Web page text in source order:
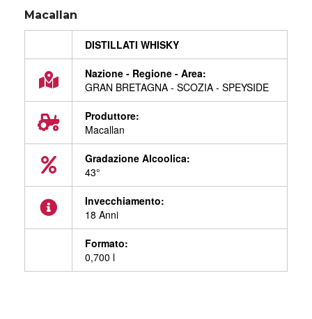
Macallan
DISTILLATI WHISKY
Nazione - Regione - Area:
GRAN BRETAGNA - SCOZIA - SPEYSIDE
Produttore:
Macallan
Gradazione Alcoolica:
43°
Invecchiamento:
18 Anni
Formato:
0,700 l